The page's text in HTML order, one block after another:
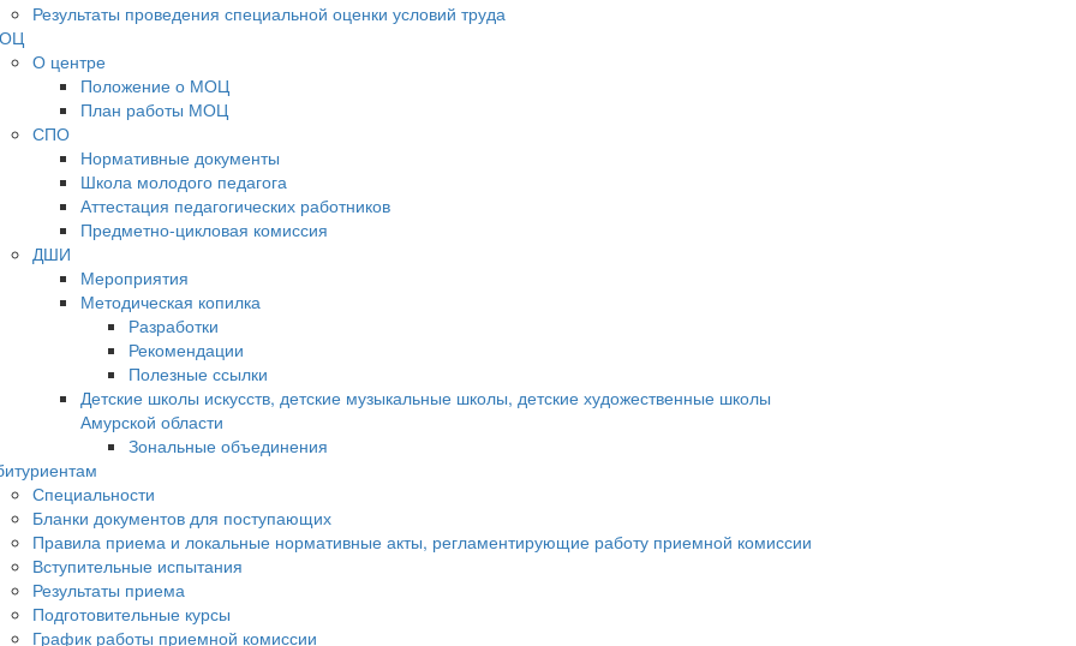
Результаты проведения специальной оценки условий труда
О центре
Положение о МОЦ
План работы МОЦ
СПО
Нормативные документы
Школа молодого педагога
Аттестация педагогических работников
Предметно-цикловая комиссия
ДШИ
Мероприятия
Методическая копилка
Разработки
Рекомендации
Полезные ссылки
Детские школы искусств, детские музыкальные школы, детские художественные школы
Амурской области
Зональные объединения
Специальности
Бланки документов для поступающих
Правила приема и локальные нормативные акты, регламентирующие работу приемной комиссии
Вступительные испытания
Результаты приема
Подготовительные курсы
График работы приемной комиссии